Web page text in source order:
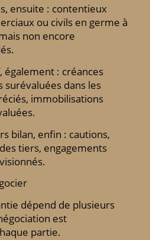
ensuite : contentieux
ou civils en germe à
non encore
également : créances
dans les
immobilisations
bilan, enfin : cautions,
tiers, engagements
dépend de plusieurs
est
partie.